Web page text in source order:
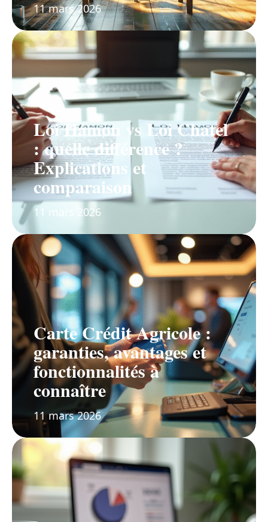
11 mars 2026
Loi Hamon vs Loi Chatel
: quelle différence ?
Explications et
comparaison
11 mars 2026
Carte Crédit Agricole :
garanties, avantages et
fonctionnalités à
connaître
11 mars 2026